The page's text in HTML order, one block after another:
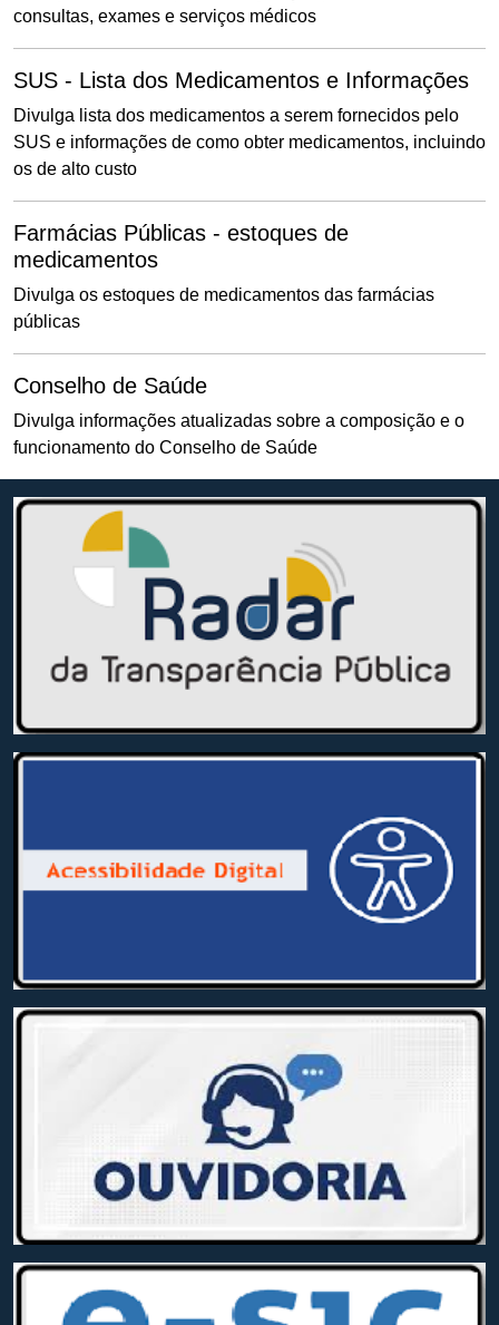
consultas, exames e serviços médicos
SUS - Lista dos Medicamentos e Informações
Divulga lista dos medicamentos a serem fornecidos pelo
SUS e informações de como obter medicamentos, incluindo
os de alto custo
Farmácias Públicas - estoques de
medicamentos
Divulga os estoques de medicamentos das farmácias
públicas
Conselho de Saúde
Divulga informações atualizadas sobre a composição e o
funcionamento do Conselho de Saúde